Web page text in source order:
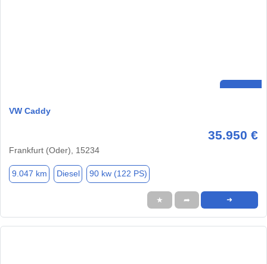
VW Caddy
35.950 €
Frankfurt (Oder), 15234
9.047 km Diesel 90 kw (122 PS)
★ ➦ ➜